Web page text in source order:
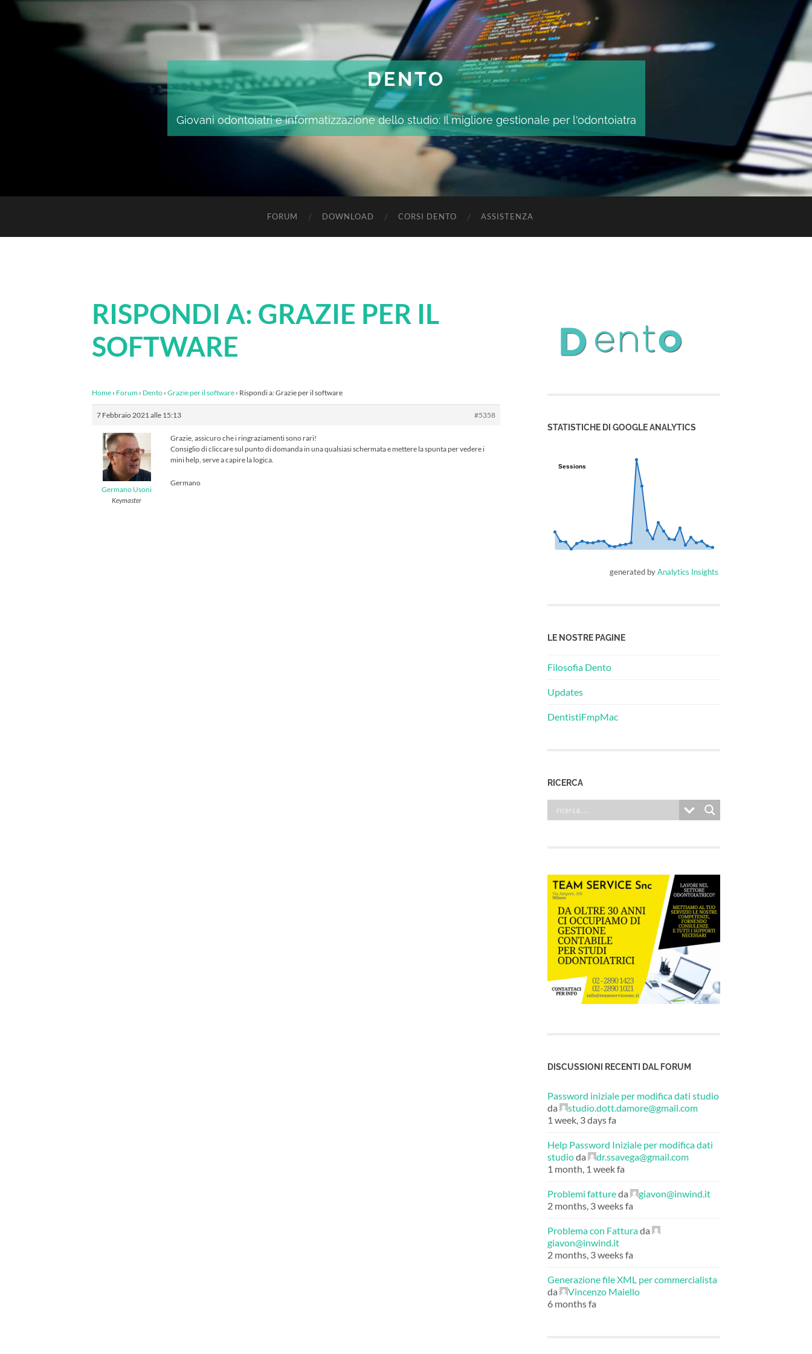
DENTO
Giovani odontoiatri e informatizzazione dello studio: Il migliore gestionale per l'odontoiatra
FORUM DOWNLOAD CORSI DENTO ASSISTENZA
RISPONDI A: GRAZIE PER IL
SOFTWARE
Home › Forum › Dento › Grazie per il software › Rispondi a: Grazie per il software
7 Febbraio 2021 alle 15:13 #5358
Germano Usoni
Keymaster
Grazie, assicuro che i ringraziamenti sono rari!
Consiglio di cliccare sul punto di domanda in una qualsiasi schermata e mettere la spunta per vedere i
mini help, serve a capire la logica.
Germano
STATISTICHE DI GOOGLE ANALYTICS
Sessions
Sessions
generated byAnalytics Insights
LE NOSTRE PAGINE
Filosofia Dento
Updates
DentistiFmpMac
RICERCA
DISCUSSIONI RECENTI DAL FORUM
Password iniziale per modifica dati studio
da
studio.dott.damore@gmail.com
1 week, 3 days fa
Help Password Iniziale per modifica dati
studioda
dr.ssavega@gmail.com
1 month, 1 week fa
Problemi fattureda
giavon@inwind.it
2 months, 3 weeks fa
Problema con Fatturada
giavon@inwind.it
2 months, 3 weeks fa
Generazione file XML per commercialista
da
Vincenzo Maiello
6 months fa